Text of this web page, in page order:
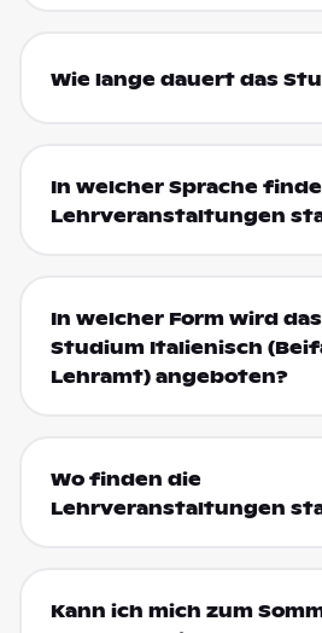
Wie lange dauert das
In welcher Sprache
Lehrveranstaltungen
In welcher Form wird das
Studium Italienisch
Lehramt) angeboten?
Wo finden die
Lehrveranstaltungen
Kann ich mich zum